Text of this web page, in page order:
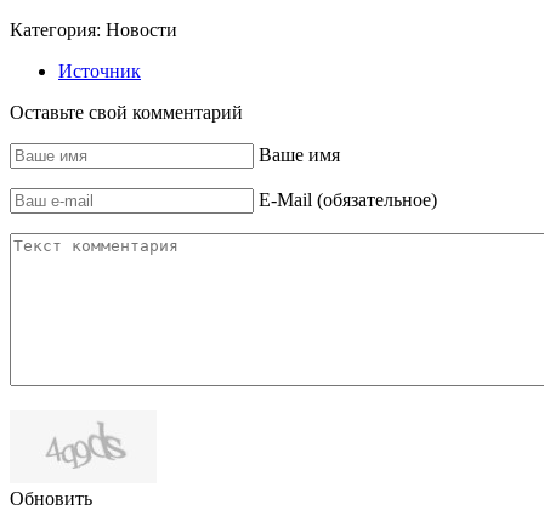
Категория: Новости
Источник
Оставьте свой комментарий
Ваше имя
E-Mail (обязательное)
Обновить